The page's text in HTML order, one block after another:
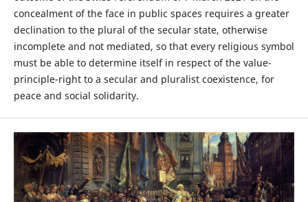
concealment of the face in public spaces requires a greater
declination to the plural of the secular state, otherwise
incomplete and not mediated, so that every religious symbol
must be able to determine itself in respect of the value-
principle-right to a secular and pluralist coexistence, for
peace and social solidarity.